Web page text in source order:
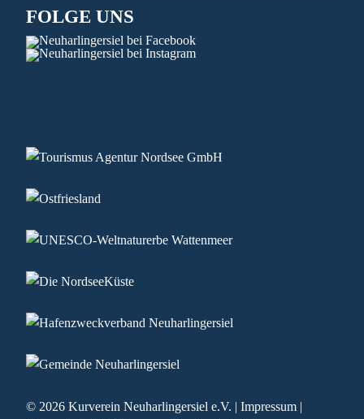
FOLGE UNS
© 2026 Kurverein Neuharlingersiel e.V. | Impressum |